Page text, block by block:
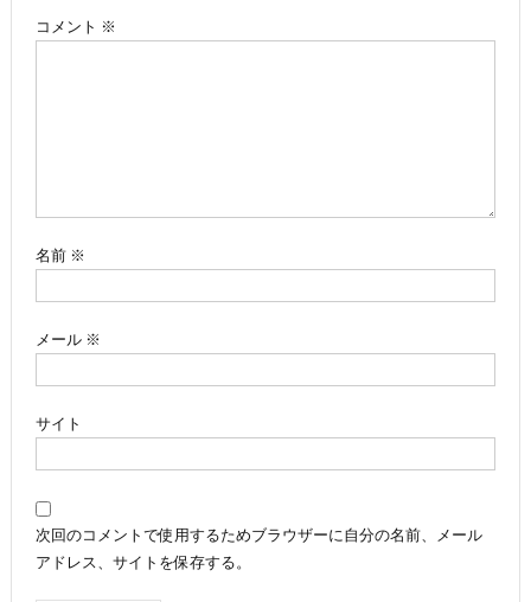
ゲコメント ※
名前 ※
メール ※
サイト
次回のコメントで使用するためブラウザーに自分の名前、メール
アドレス、サイトを保存する。